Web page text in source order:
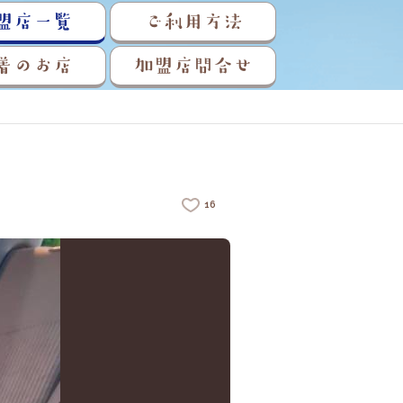
店一覧 ご利用方法
のお店 加盟店問合せ
16